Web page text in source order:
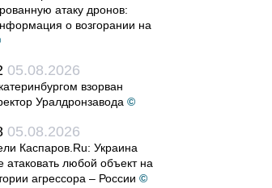
атаку дронов:
о возгорании на
05.08.2026
взорван
Уралдронзавода ©
05.08.2026
Каспаров.Ru: Украина
атаковать любой объект на
агрессора – России ©